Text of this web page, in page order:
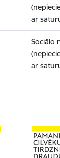
ar
Sociālo
ar